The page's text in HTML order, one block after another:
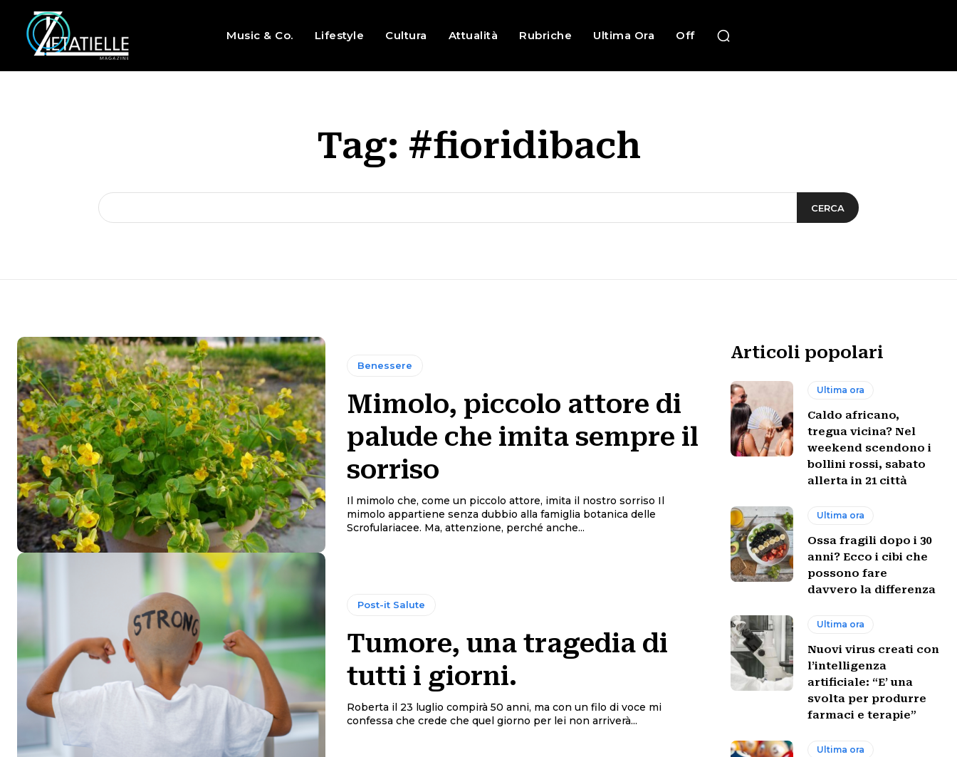
Music & Co. Lifestyle Cultura Attualità Rubriche Ultima Ora Off
Tag: #fioridibach
CERCA
Benessere
Mimolo, piccolo attore di
palude che imita sempre il
sorriso
Il mimolo che, come un piccolo attore, imita il nostro sorriso Il
mimolo appartiene senza dubbio alla famiglia botanica delle
Scrofulariacee. Ma, attenzione, perché anche...
Post-it Salute
Tumore, una tragedia di
tutti i giorni.
Roberta il 23 luglio compirà 50 anni, ma con un filo di voce mi
confessa che crede che quel giorno per lei non arriverà...
Articoli popolari
Ultima ora
Caldo africano,
tregua vicina? Nel
weekend scendono i
bollini rossi, sabato
allerta in 21 città
Ultima ora
Ossa fragili dopo i 30
anni? Ecco i cibi che
possono fare
davvero la differenza
Ultima ora
Nuovi virus creati con
l’intelligenza
artificiale: “E’ una
svolta per produrre
farmaci e terapie”
Ultima ora